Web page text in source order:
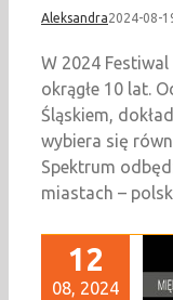
Aleksandra2024-08-
W 2024
okrągłe 10 lat.
Śląskiem,
wybiera się
Spektrum
miastach –
12
08, 2024